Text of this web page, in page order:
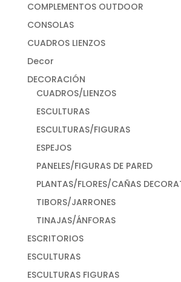
COMPLEMENTOS OUTDOOR
CONSOLAS
CUADROS LIENZOS
Decor
DECORACIÓN
CUADROS/LIENZOS
ESCULTURAS
ESCULTURAS/FIGURAS
ESPEJOS
PANELES/FIGURAS DE PARED
PLANTAS/FLORES/CAÑAS
TIBORS/JARRONES
TINAJAS/ÁNFORAS
ESCRITORIOS
ESCULTURAS
ESCULTURAS FIGURAS